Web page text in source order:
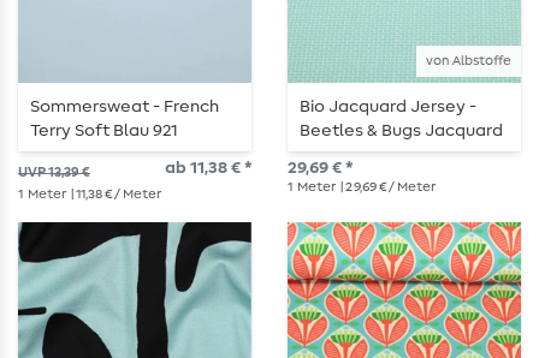
Sommersweat - French
Terry Soft Blau 921
Schlingenstruktur
UVP 13,39 € ab 11,38 € *
1 Meter | 11,38 € / Meter
von Albstoffe
Bio Jacquard Jersey -
Beetles & Bugs Jacquard
Mini Bow Knit Türkis
29,69 € *
1 Meter | 29,69 € / Meter